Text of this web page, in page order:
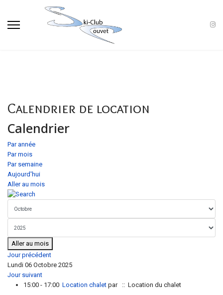
Calendrier de location
Calendrier
Par année
Par mois
Par semaine
Aujourd'hui
Aller au mois
Aller au mois
Jour précédent
Lundi 06 Octobre 2025
Jour suivant
15:00 - 17:00 Location chalet par :: Location du chalet